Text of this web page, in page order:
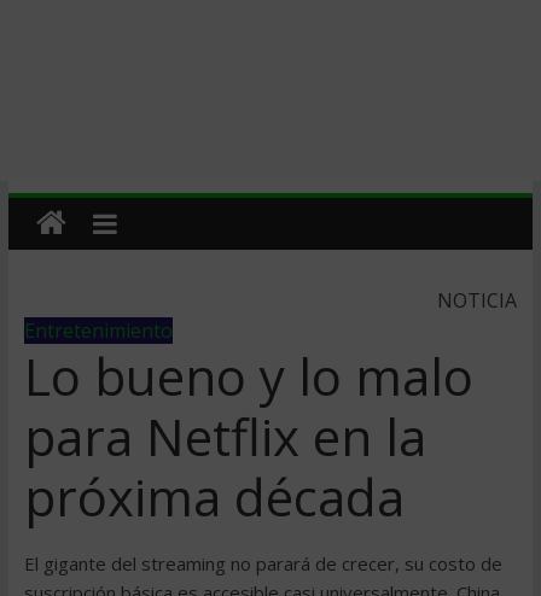
NOTICIA
Entretenimiento
Lo bueno y lo malo
para Netflix en la
próxima década
El gigante del streaming no parará de crecer, su costo de